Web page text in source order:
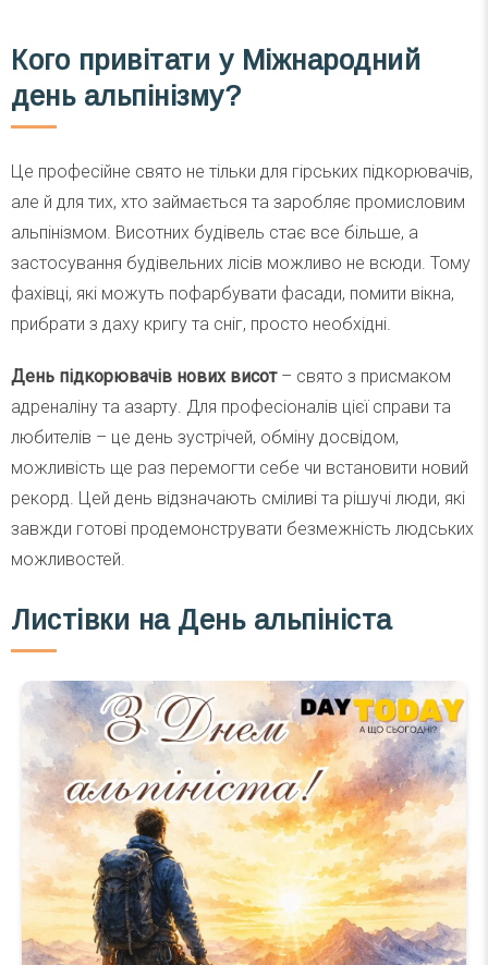
Кого привітати у Міжнародний
день альпінізму?
Це професійне свято не тільки для гірських підкорювачів,
але й для тих, хто займається та заробляє промисловим
альпінізмом. Висотних будівель стає все більше, а
застосування будівельних лісів можливо не всюди. Тому
фахівці, які можуть пофарбувати фасади, помити вікна,
прибрати з даху кригу та сніг, просто необхідні.
День підкорювачів нових висот– свято з присмаком
адреналіну та азарту. Для професіоналів цієї справи та
любителів – це день зустрічей, обміну досвідом,
можливість ще раз перемогти себе чи встановити новий
рекорд. Цей день відзначають сміливі та рішучі люди, які
завжди готові продемонструвати безмежність людських
можливостей.
Листівки на День альпініста